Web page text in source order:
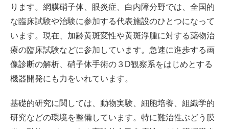
ります。網膜硝子体、眼炎症、白内障分野では、全国的
な臨床試験や治験に参加する代表施設のひとつになって
います。現在、加齢黄斑変性や黄斑浮腫に対する薬物治
療の臨床試験などに参加しています。急速に進歩する画
像診断の解析、硝子体手術の３D観察系をはじめとする
機器開発にも力をいれています。
基礎的研究に関しては、動物実験、細胞培養、組織学的
研究などの環境を整備しています。特に難治性ぶどう膜